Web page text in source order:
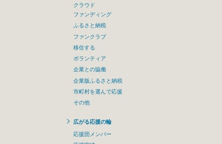
クラウド
ファンディング
ふるさと納税
ファンクラブ
移住する
ボランティア
企業との協働
企業版ふるさと納税
市町村を選んで応援
その他
広がる応援の輪
応援団メンバー